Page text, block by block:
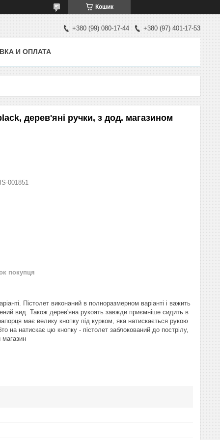
Кошик
+380 (99) 080-17-44 +380 (97) 401-17-53
И ОПЛАТА
дерев'яні ручки, з дод. магазином
001851
покупця
Пістолет виконаний в полноразмерном варіанті і важить
вид. Також дерев'яна рукоять завжди приємніше сидить в
має велику кнопку під курком, яка натискається рукою
на натискає цю кнопку - пістолет заблокований до пострілу,
магазин